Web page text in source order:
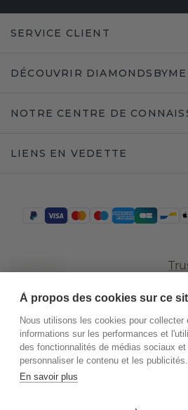
SERVICE CLIENT
DÉCOUVRIR DIAMONDSBYME
NOTRE CENTRE DE
LIENS EN VEDETTE
.
À propos des cookies sur ce
Nous utilisons les cookies pour collecter
informations sur les performances et
des fonctionnalités de médias sociaux et
personnaliser le contenu et les publicités.
En savoir plus